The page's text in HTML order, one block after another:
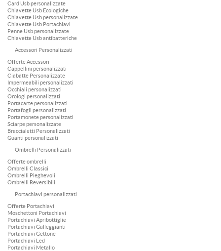
Card Usb personalizzate
Chiavette Usb Ecologiche
Chiavette Usb personalizzate
Chiavette Usb Portachiavi
Penne Usb personalizzate
Chiavette Usb antibatteriche
Accessori Personalizzati
Offerte Accessori
Cappellini personalizzati
Ciabatte Personalizzate
Impermeabili personalizzati
Occhiali personalizzati
Orologi personalizzati
Portacarte personalizzati
Portafogli personalizzati
Portamonete personalizzati
Sciarpe personalizzate
Braccialetti Personalizzati
Guanti personalizzati
Ombrelli Personalizzati
Offerte ombrelli
Ombrelli Classici
Ombrelli Pieghevoli
Ombrelli Reversibili
Portachiavi personalizzati
Offerte Portachiavi
Moschettoni Portachiavi
Portachiavi Apribottiglie
Portachiavi Galleggianti
Portachiavi Gettone
Portachiavi Led
Portachiavi Metallo